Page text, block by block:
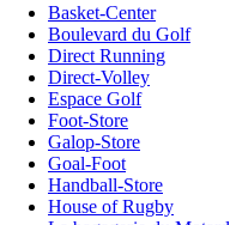
Basket-Center
Boulevard du Golf
Direct Running
Direct-Volley
Espace Golf
Foot-Store
Galop-Store
Goal-Foot
Handball-Store
House of Rugby